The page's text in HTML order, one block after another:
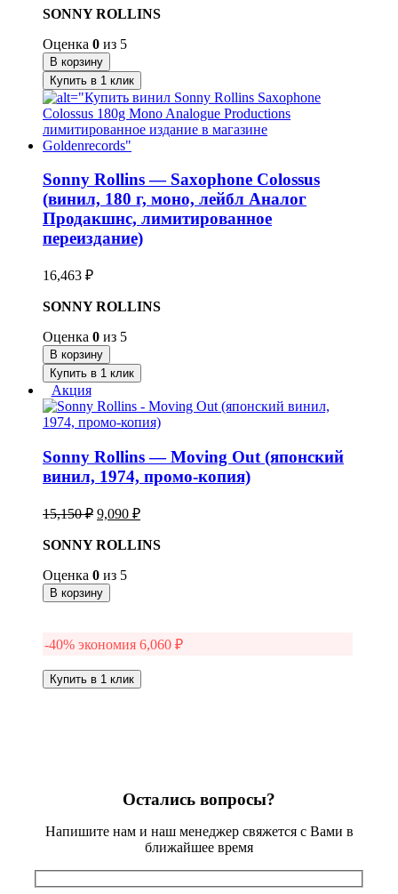
SONNY ROLLINS
Оценка 0 из 5
В корзину
Купить в 1 клик
Sonny Rollins — Saxophone Colossus
(винил, 180 г, моно, лейбл Аналог
Продакшнс, лимитированное
переиздание)
16,463 ₽
SONNY ROLLINS
Оценка 0 из 5
В корзину
Купить в 1 клик
Акция
Sonny Rollins — Moving Out (японский
винил, 1974, промо-копия)
15,150₽ Первоначальная
составляла
9,090 ₽Текущая
9,090 ₽.
SONNY ROLLINS
Оценка 0 из 5
В корзину
-40% экономия 6,060 ₽
Купить в 1 клик
Остались вопросы?
Напишите нам и наш менеджер свяжется с Вами в
ближайшее время